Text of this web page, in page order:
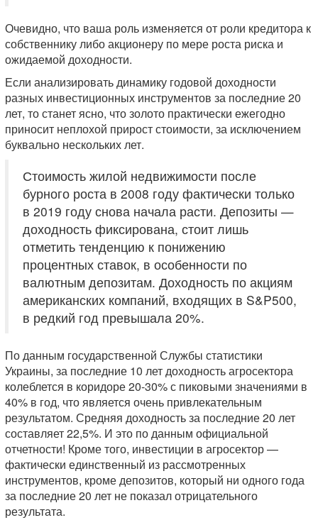
Очевидно, что ваша роль изменяется от роли кредитора к
собственнику либо акционеру по мере роста риска и
ожидаемой доходности.
Если анализировать динамику годовой доходности
разных инвестиционных инструментов за последние 20
лет, то станет ясно, что золото практически ежегодно
приносит неплохой прирост стоимости, за исключением
буквально нескольких лет.
Стоимость жилой недвижимости после
бурного роста в 2008 году фактически только
в 2019 году снова начала расти. Депозиты —
доходность фиксирована, стоит лишь
отметить тенденцию к понижению
процентных ставок, в особенности по
валютным депозитам. Доходность по акциям
американских компаний, входящих в S&P500,
в редкий год превышала 20%.
По данным государственной Службы статистики
Украины, за последние 10 лет доходность агросектора
колеблется в коридоре 20-30% с пиковыми значениями в
40% в год, что является очень привлекательным
результатом. Средняя доходность за последние 20 лет
составляет 22,5%. И это по данным официальной
отчетности! Кроме того, инвестиции в агросектор —
фактически единственный из рассмотренных
инструментов, кроме депозитов, который ни одного года
за последние 20 лет не показал отрицательного
результата.